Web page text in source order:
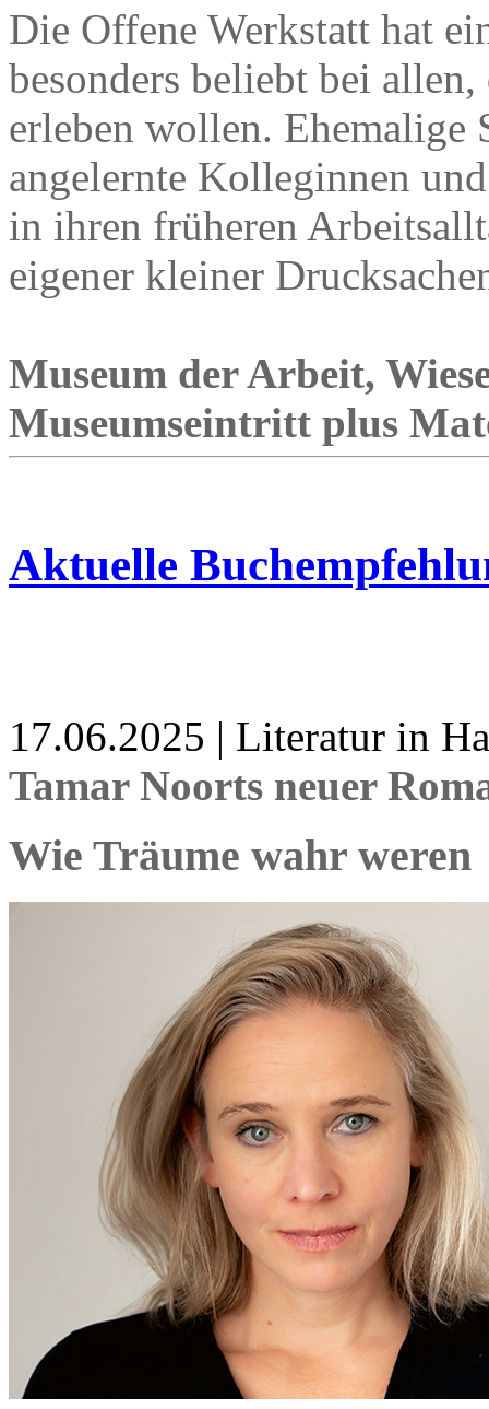
Die Offene Werkstatt hat
besonders beliebt bei
erleben wollen. Ehemalige
angelernte Kolleginnen
in ihren früheren
eigener kleiner
Museum der Arbeit,
Museumseintritt plus
Aktuelle
17.06.2025 | Literatur in
Tamar Noorts neuer
Wie Träume wahr weren